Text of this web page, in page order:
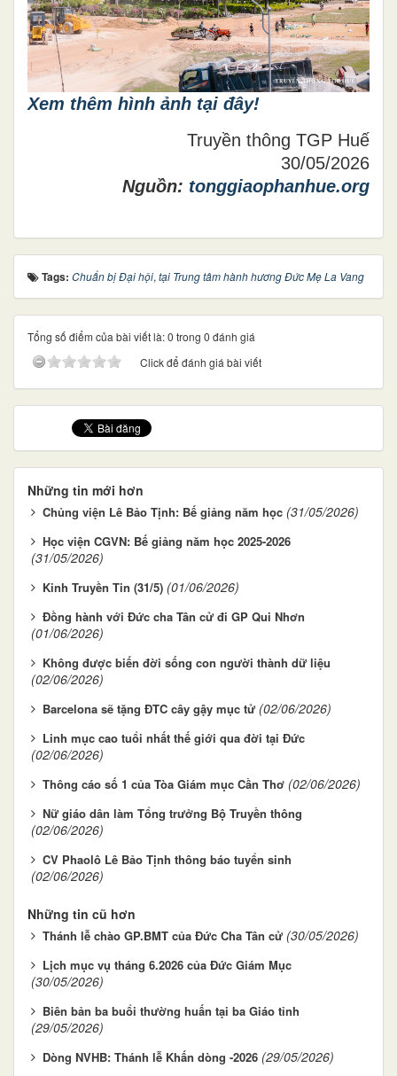
Xem thêm hình ảnh tại đây!
Truyền thông TGP Huế
30/05/2026
Nguồn: tonggiaophanhue.org
Tags: Chuẩn bị Đại hội, tại Trung tâm hành hương Đức Mẹ La Vang
Tổng số điểm của bài viết là: 0 trong 0 đánh giá
Click để đánh giá bài viết
Những tin mới hơn
Chủng viện Lê Bảo Tịnh: Bế giảng năm học (31/05/2026)
Học viện CGVN: Bế giảng năm học 2025-2026
(31/05/2026)
Kinh Truyền Tin (31/5) (01/06/2026)
Đồng hành với Đức cha Tân cử đi GP Qui Nhơn
(01/06/2026)
Không được biến đời sống con người thành dữ liệu
(02/06/2026)
Barcelona sẽ tặng ĐTC cây gậy mục tử (02/06/2026)
Linh mục cao tuổi nhất thế giới qua đời tại Đức
(02/06/2026)
Thông cáo số 1 của Tòa Giám mục Cần Thơ (02/06/2026)
Nữ giáo dân làm Tổng trưởng Bộ Truyền thông
(02/06/2026)
CV Phaolô Lê Bảo Tịnh thông báo tuyển sinh
(02/06/2026)
Những tin cũ hơn
Thánh lễ chào GP.BMT của Đức Cha Tân cử (30/05/2026)
Lịch mục vụ tháng 6.2026 của Đức Giám Mục
(30/05/2026)
Biên bản ba buổi thường huấn tại ba Giáo tỉnh
(29/05/2026)
Dòng NVHB: Thánh lễ Khấn dòng -2026 (29/05/2026)